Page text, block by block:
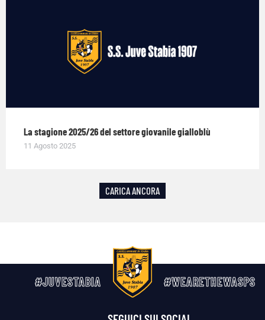
La stagione 2025/26 del settore giovanile gialloblù
11 Agosto 2025
CARICA ANCORA
#JUVESTABIA #WEARETHEWASPS